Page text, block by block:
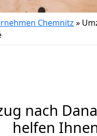
Chemnitz »
nach
helfen